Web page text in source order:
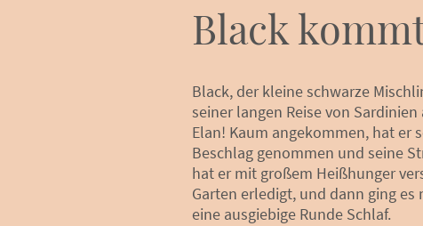
Black
Black, der kleine schwarze
seiner langen Reise von
Elan! Kaum angekommen, hat er
Beschlag genommen und seine
hat er mit großem Heißhunger
Garten erledigt, und dann ging
eine ausgiebige Runde Schlaf.